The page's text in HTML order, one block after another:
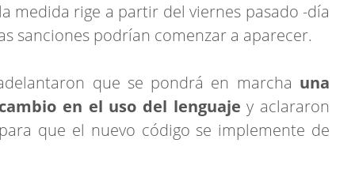
medida rige a partir del viernes pasado -día
sanciones podrían comenzar a aparecer.
que se pondrá en marcha una
en el uso del lenguaje y aclararon
que el nuevo código se implemente de